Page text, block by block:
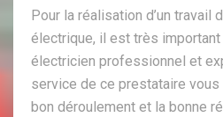
Pour la réalisation d’un travail
électrique, il est très
électricien professionnel et
service de ce prestataire
bon déroulement et la bonne